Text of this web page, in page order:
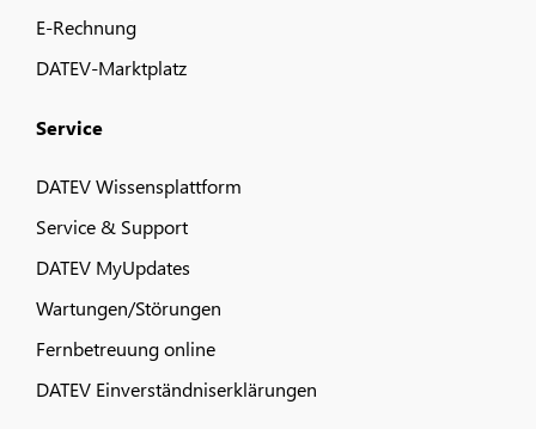
E-Rechnung
DATEV-Marktplatz
Service
DATEV Wissensplattform
Service & Support
DATEV MyUpdates
Wartungen/Störungen
Fernbetreuung online
DATEV Einverständniserklärungen